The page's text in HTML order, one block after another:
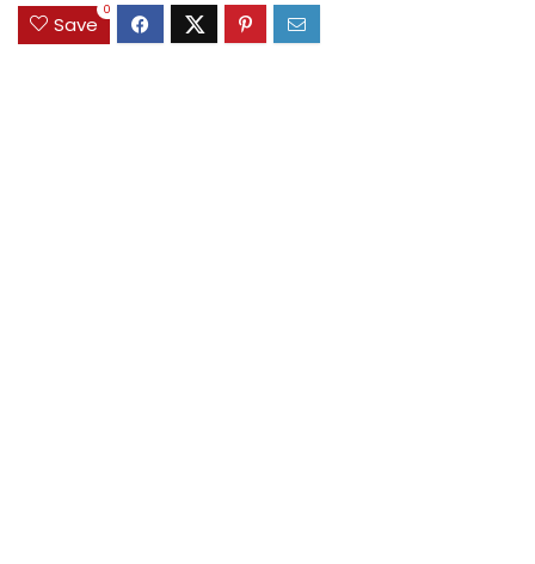
Save
0